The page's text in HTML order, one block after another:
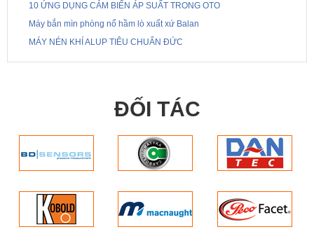
10 ỨNG DỤNG CẢM BIẾN ÁP SUẤT TRONG OTO
Máy bắn mìn phòng nổ hầm lò xuất xứ Balan
MÁY NÉN KHÍ ALUP TIÊU CHUẨN ĐỨC
ĐỐI TÁC